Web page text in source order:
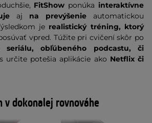
FitShow ponúka interaktívne
aj na prevýšenie automatickou
je realistický tréning, ktorý
vpred. Túžite pri cvičení skôr po
seriálu, obľúbeného podcastu, či
určite potešia aplikácie ako Netflix či
v dokonalej rovnováhe